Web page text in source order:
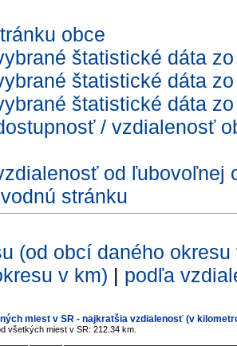
obce
štatistické dáta
štatistické dáta
štatistické dáta
/ vzdialenosť
od ľubovoľnej
stránku
(od obcí daného okresu
v km) | podľa
miest v SR - najkratšia vzdialenosť (v
všetkých miest v SR: 212.34 km.